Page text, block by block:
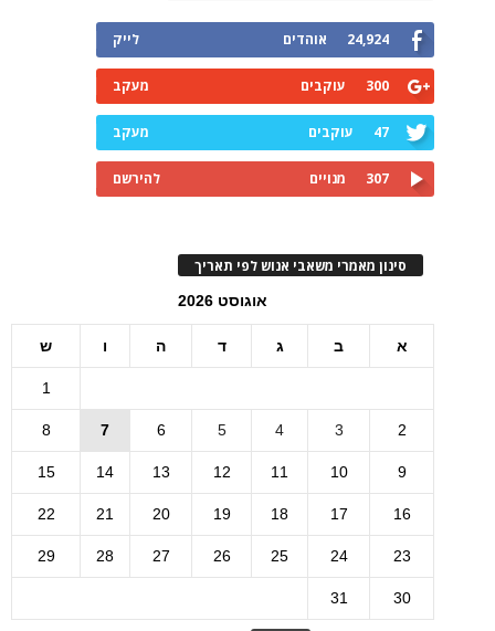
24,924 אוהדים לייק
300 עוקבים מעקב
47 עוקבים מעקב
307 מנויים להירשם
סינון מאמרי משאבי אנוש לפי תאריך
אוגוסט 2026
א ב ג ד ה ו ש
1
2
3
4
5
6
7
8
9
10
11
12
13
14
15
16
17
18
19
20
21
22
23
24
25
26
27
28
29
30
31